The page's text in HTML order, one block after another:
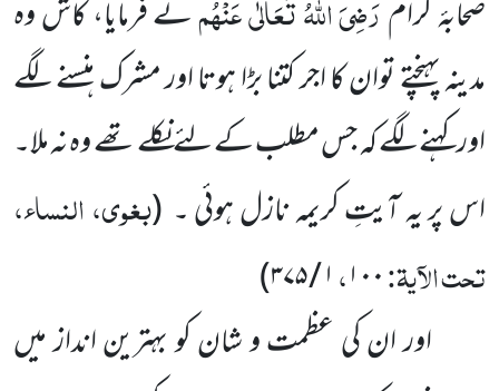
صحابۂ کرام
نے فرمایا، کاش وہ
مدینہ پہنچتے توان کا اجر کتنا بڑا ہوتا اور مشرک ہنسنے لگے
اور کہنے لگے کہ جس مطلب کے لئے نکلے تھے وہ نہ ملا۔
اس پر یہ آیتِ کریمہ نازل ہوئی ۔ (بغوی، النساء،
تحت الآیۃ:۱۰۰،۱ / ۳۷۵
)
اور ان کی عظمت و شان کو بہترین انداز میں